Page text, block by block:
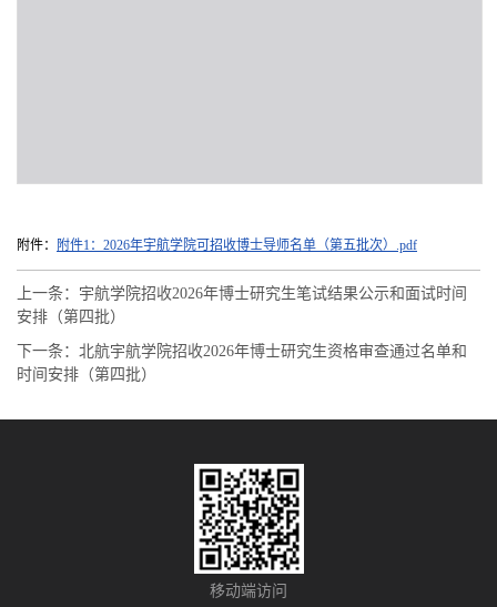
附件： 附件1：2026年宇航学院可招收博士导师名单（第五批次）.pdf
上一条： 宇航学院招收2026年博士研究生笔试结果公示和面试时间
安排（第四批）
下一条： 北航宇航学院招收2026年博士研究生资格审查通过名单和
时间安排（第四批）
移动端访问